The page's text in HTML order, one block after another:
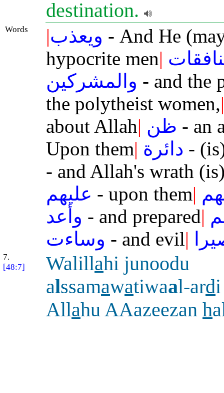
destination.
Words |ويعذب - And He
hypocrite men|
والمشركين - and the
the polytheist women,|
about Allah| ظن - an
Upon them| دائرة -
- and Allah's wrath
عليهم - upon them|
وأعد - and prepared|
وساءت - and evil|
7.
[48:7]
Walillahi junoodu
alssamawatiwaal-ardi
Allahu AAazeezan h